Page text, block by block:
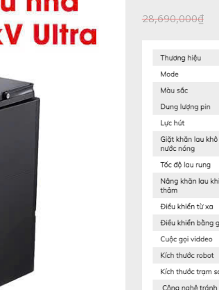
28,690,000₫